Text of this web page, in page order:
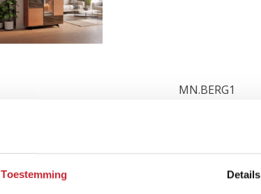
Toestemming Details
MN.BERG1